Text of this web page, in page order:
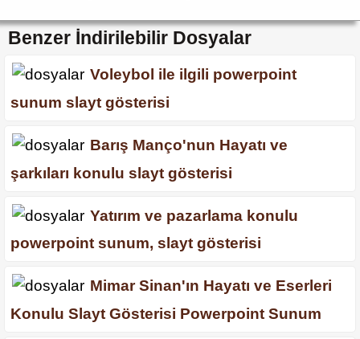
Benzer İndirilebilir Dosyalar
Voleybol ile ilgili powerpoint
sunum slayt gösterisi
Barış Manço'nun Hayatı ve
şarkıları konulu slayt gösterisi
Yatırım ve pazarlama konulu
powerpoint sunum, slayt gösterisi
Mimar Sinan'ın Hayatı ve Eserleri
Konulu Slayt Gösterisi Powerpoint Sunum